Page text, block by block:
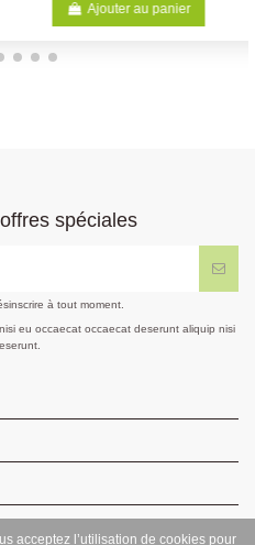
au panier
spéciales
à tout moment.
eu occaecat occaecat deserunt aliquip nisi
acceptez l’utilisation de cookies pour